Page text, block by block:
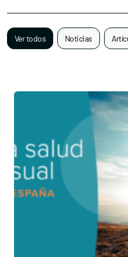
Ver todos Noticias